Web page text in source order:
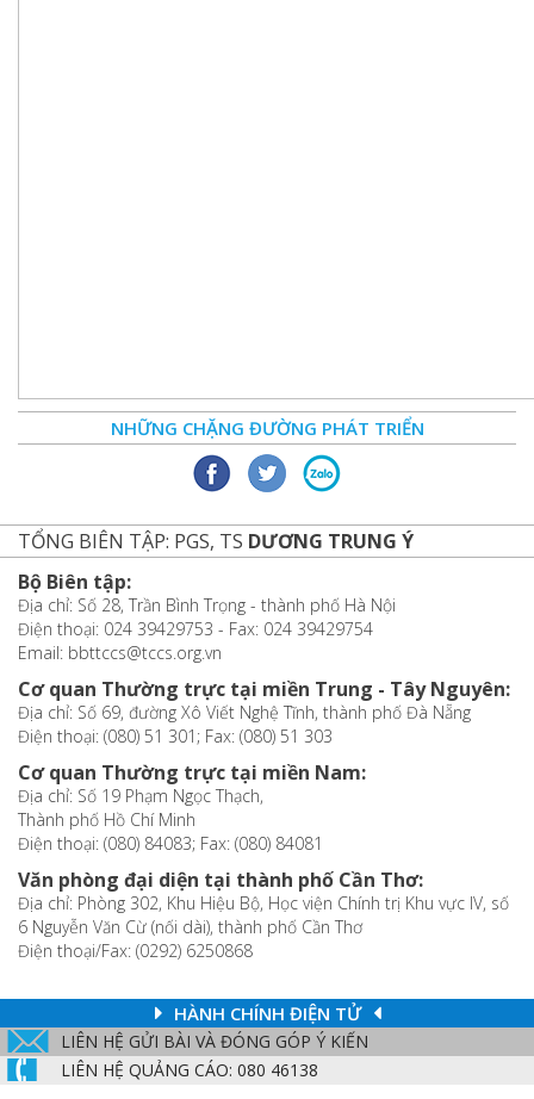
NHỮNG CHẶNG ĐƯỜNG PHÁT TRIỂN
TỔNG BIÊN TẬP: PGS, TS DƯƠNG TRUNG Ý
Bộ Biên tập:
Địa chỉ: Số 28, Trần Bình Trọng - thành phố Hà Nội
Điện thoại: 024 39429753 - Fax: 024 39429754
Email: bbttccs@tccs.org.vn
Cơ quan Thường trực tại miền Trung - Tây Nguyên:
Địa chỉ: Số 69, đường Xô Viết Nghệ Tĩnh, thành phố Đà Nẵng
Điện thoại: (080) 51 301; Fax: (080) 51 303
Cơ quan Thường trực tại miền Nam:
Địa chỉ: Số 19 Phạm Ngọc Thạch,
Thành phố Hồ Chí Minh
Điện thoại: (080) 84083; Fax: (080) 84081
Văn phòng đại diện tại thành phố Cần Thơ:
Địa chỉ: Phòng 302, Khu Hiệu Bộ, Học viện Chính trị Khu vực IV, số
6 Nguyễn Văn Cừ (nối dài), thành phố Cần Thơ
Điện thoại/Fax: (0292) 6250868
HÀNH CHÍNH ĐIỆN TỬ
LIÊN HỆ GỬI BÀI VÀ ĐÓNG GÓP Ý KIẾN
LIÊN HỆ QUẢNG CÁO: 080 46138